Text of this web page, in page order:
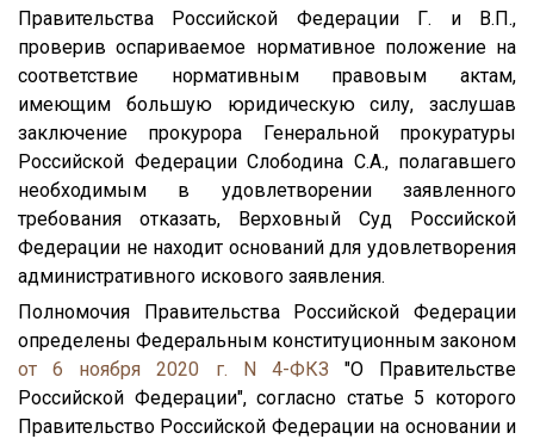
Правительства Российской Федерации Г. и В.П.,
проверив оспариваемое нормативное положение на
соответствие нормативным правовым актам,
имеющим большую юридическую силу, заслушав
заключение прокурора Генеральной прокуратуры
Российской Федерации Слободина С.А., полагавшего
необходимым в удовлетворении заявленного
требования отказать, Верховный Суд Российской
Федерации не находит оснований для удовлетворения
административного искового заявления.
Полномочия Правительства Российской Федерации
определены Федеральным конституционным законом
от 6 ноября 2020 г. N 4-ФКЗ "О Правительстве
Российской Федерации", согласно статье 5 которого
Правительство Российской Федерации на основании и